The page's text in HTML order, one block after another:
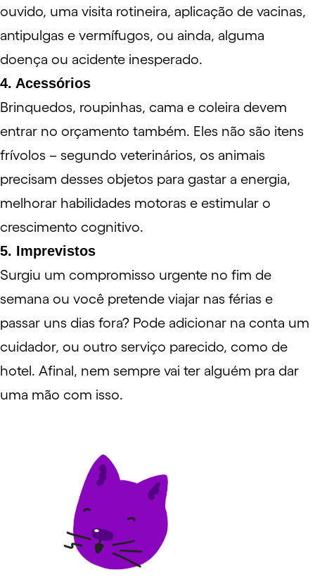
ouvido, uma visita rotineira, aplicação de vacinas,
antipulgas e vermífugos, ou ainda, alguma
doença ou acidente inesperado.
4. Acessórios
Brinquedos, roupinhas, cama e coleira devem
entrar no orçamento também. Eles não são itens
frívolos – segundo veterinários, os animais
precisam desses objetos para gastar a energia,
melhorar habilidades motoras e estimular o
crescimento cognitivo.
5. Imprevistos
Surgiu um compromisso urgente no fim de
semana ou você pretende viajar nas férias e
passar uns dias fora? Pode adicionar na conta um
cuidador, ou outro serviço parecido, como de
hotel. Afinal, nem sempre vai ter alguém pra dar
uma mão com isso.